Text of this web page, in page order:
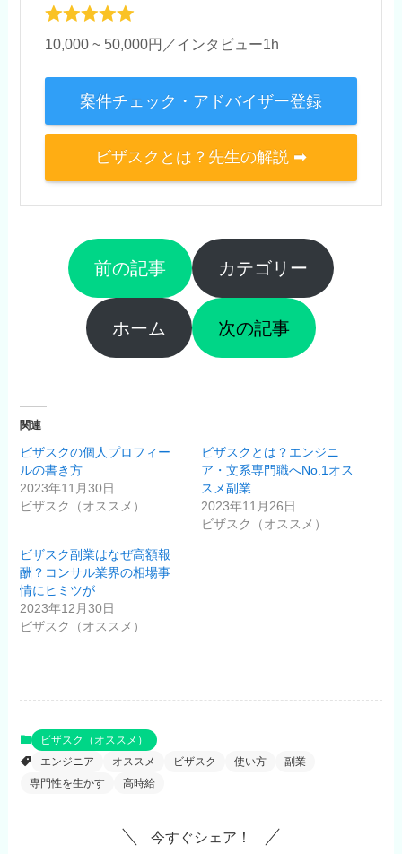
10,000 ~ 50,000円／インタビュー1h
案件チェック・アドバイザー登録
ビザスクとは？先生の解説 ➡
前の記事 カテゴリー
ホーム 次の記事
関連
ビザスクの個人プロフィー
ルの書き方
2023年11月30日
ビザスク（オススメ）
ビザスクとは？エンジニ
ア・文系専門職へNo.1オス
スメ副業
2023年11月26日
ビザスク（オススメ）
ビザスク副業はなぜ高額報
酬？コンサル業界の相場事
情にヒミツが
2023年12月30日
ビザスク（オススメ）
ビザスク（オススメ）
エンジニア
オススメ ビザスク 使い方
副業
専門性を生かす
高時給
今すぐシェア！